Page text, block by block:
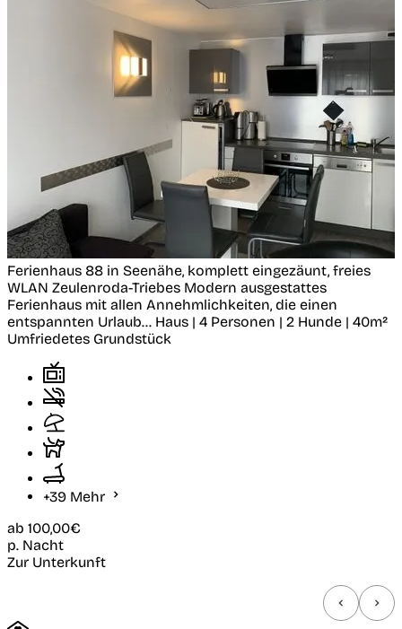
Ferienhaus 88 in Seenähe, komplett eingezäunt, freies
WLAN Zeulenroda-Triebes Modern ausgestattes
Ferienhaus mit allen Annehmlichkeiten, die einen
entspannten Urlaub... Haus | 4 Personen | 2 Hunde | 40m²
Umfriedetes Grundstück
+39 Mehr
ab 100,00€
p. Nacht
Zur Unterkunft